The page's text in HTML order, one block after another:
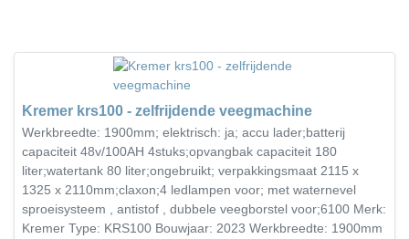
Kremer krs100 - zelfrijdende veegmachine
Werkbreedte: 1900mm; elektrisch: ja; accu lader;batterij
capaciteit 48v/100AH 4stuks;opvangbak capaciteit 180
liter;watertank 80 liter;ongebruikt; verpakkingsmaat 2115 x
1325 x 2110mm;claxon;4 ledlampen voor; met waternevel
sproeisysteem , antistof , dubbele veegborstel voor;6100 Merk:
Kremer Type: KRS100 Bouwjaar: 2023 Werkbreedte: 1900mm